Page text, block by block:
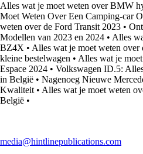
Alles wat je moet weten over BMW
Moet Weten Over Een Camping-car
weten over de Ford Transit 2023 •
Modellen van 2023 en 2024 • Alles
BZ4X • Alles wat je moet weten over
kleine bestelwagen • Alles wat je
Espace 2024 • Volkswagen ID.5:
in België • Nagenoeg Nieuwe
Kwaliteit • Alles wat je moet weten
België •
media@hintlinepublications.com